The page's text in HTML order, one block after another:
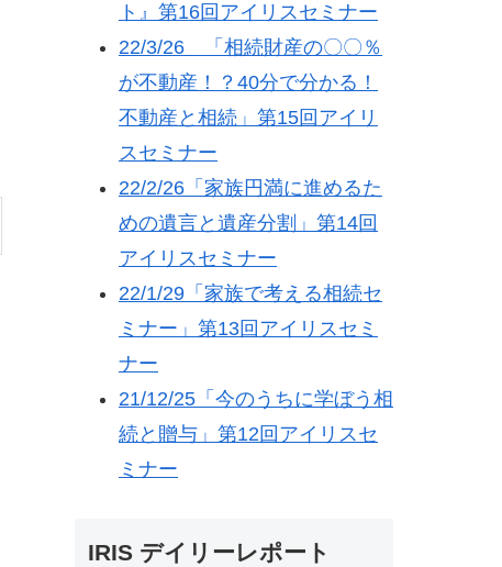
ト』第16回アイリスセミナー
22/3/26 「相続財産の〇〇％
が不動産！？40分で分かる！
不動産と相続」第15回アイリ
スセミナー
22/2/26「家族円満に進めるた
めの遺言と遺産分割」第14回
アイリスセミナー
22/1/29「家族で考える相続セ
ミナー」第13回アイリスセミ
ナー
21/12/25「今のうちに学ぼう相
続と贈与」第12回アイリスセ
ミナー
IRIS デイリーレポート